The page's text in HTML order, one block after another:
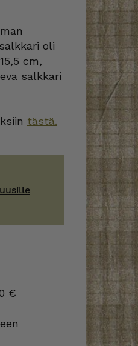
oli
cm,
salkkari
tästä.
€